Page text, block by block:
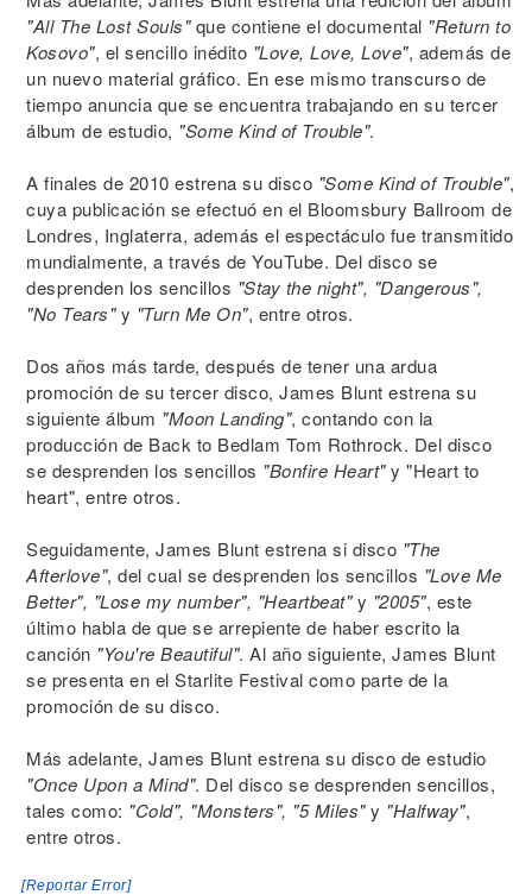
"All The Lost Souls"que contiene el documental "Return to
Kosovo", el sencillo inédito "Love, Love, Love", además de
un nuevo material gráfico. En ese mismo transcurso de
tiempo anuncia que se encuentra trabajando en su tercer
álbum de estudio, "Some Kind of Trouble".
A finales de 2010 estrena su disco "Some Kind of Trouble",
cuya publicación se efectuó en el Bloomsbury Ballroom de
Londres, Inglaterra, además el espectáculo fue transmitido
mundialmente, a través de YouTube. Del disco se
desprenden los sencillos "Stay the night", "Dangerous",
"No Tears"y "Turn Me On", entre otros.
Dos años más tarde, después de tener una ardua
promoción de su tercer disco, James Blunt estrena su
siguiente álbum "Moon Landing", contando con la
producción de Back to Bedlam Tom Rothrock. Del disco
se desprenden los sencillos "Bonfire Heart"y "Heart to
heart", entre otros.
Seguidamente, James Blunt estrena si disco "The
Afterlove", del cual se desprenden los sencillos "Love Me
Better", "Lose my number", "Heartbeat"y "2005", este
último habla de que se arrepiente de haber escrito la
canción "You're Beautiful". Al año siguiente, James Blunt
se presenta en el Starlite Festival como parte de la
promoción de su disco.
Más adelante, James Blunt estrena su disco de estudio
"Once Upon a Mind". Del disco se desprenden sencillos,
tales como: "Cold", "Monsters", "5 Miles"y "Halfway",
entre otros.
[Reportar Error]